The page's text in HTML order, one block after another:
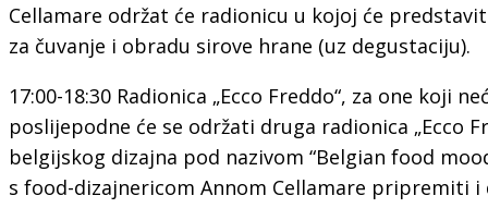
Cellamare održat će radionicu u kojoj će
za čuvanje i obradu sirove hrane (uz degustaciju).
17:00-18:30 Radionica „Ecco Freddo“, za one koji
poslijepodne će se održati druga radionica „Ecco
belgijskog dizajna pod nazivom “Belgian food
s food-dizajnericom Annom Cellamare pripremiti